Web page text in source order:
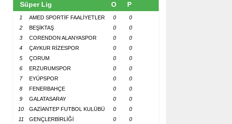
Süper Lig O P
1 AMED SPORTİF FAALİYETLER 0
0
2
BEŞİKTAŞ 0
0
3
CORENDON ALANYASPOR 0
0
4
ÇAYKUR RİZESPOR 0
0
5
ÇORUM 0
0
6
ERZURUMSPOR 0
0
7
EYÜPSPOR 0
0
8
FENERBAHÇE 0
0
9
GALATASARAY 0
0
10
GAZİANTEP FUTBOL KULÜBÜ 0
0
11
GENÇLERBİRLİĞİ 0
0